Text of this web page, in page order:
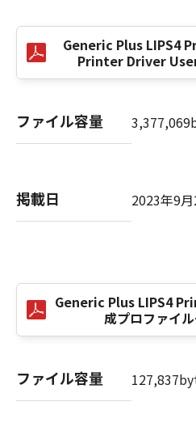
した場合、本契約書は直
(4) お客様は、上記(3)に
した場合、速やかに、「
のとします。
(5) 上記にかかわらず、本
から第7条まで、第8条第4
９．U.S. GOVERNMENT
NOTICE
府エンドユーザーである
用されます：The
item," as that term is
computer software
terms are used in 48
Generic Plus LIPS4
Printer Driver
ファイル容量
掲載日 2023年9
Generic Plus LIPS4
成プロファイル
ファイル容量